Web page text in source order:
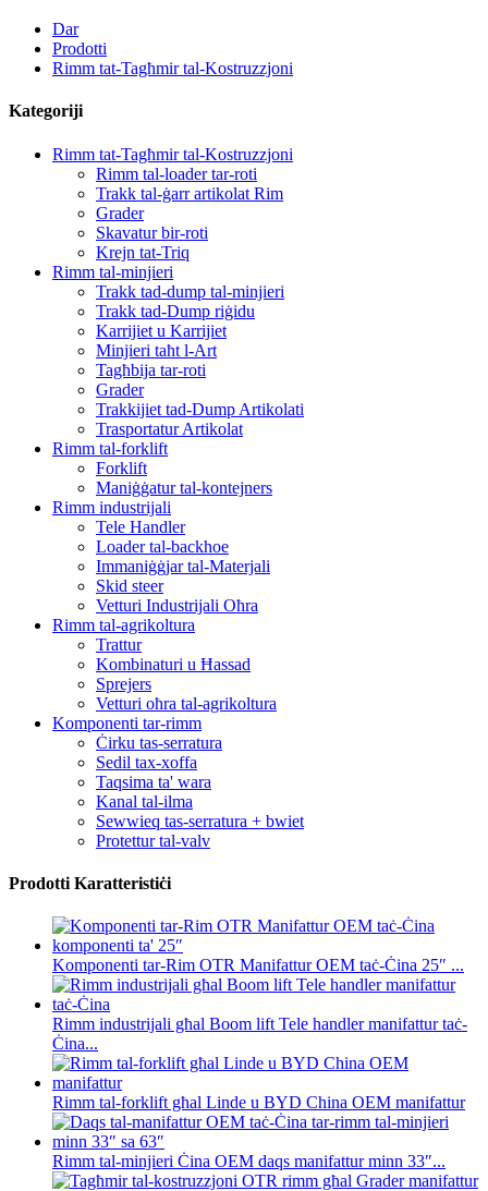
Dar
Prodotti
Rimm tat-Tagħmir tal-Kostruzzjoni
Kategoriji
Rimm tat-Tagħmir tal-Kostruzzjoni
Rimm tal-loader tar-roti
Trakk tal-ġarr artikolat Rim
Grader
Skavatur bir-roti
Krejn tat-Triq
Rimm tal-minjieri
Trakk tad-dump tal-minjieri
Trakk tad-Dump riġidu
Karrijiet u Karrijiet
Minjieri taħt l-Art
Tagħbija tar-roti
Grader
Trakkijiet tad-Dump Artikolati
Trasportatur Artikolat
Rimm tal-forklift
Forklift
Maniġġatur tal-kontejners
Rimm industrijali
Tele Handler
Loader tal-backhoe
Immaniġġjar tal-Materjali
Skid steer
Vetturi Industrijali Oħra
Rimm tal-agrikoltura
Trattur
Kombinaturi u Ħassad
Sprejers
Vetturi oħra tal-agrikoltura
Komponenti tar-rimm
Ċirku tas-serratura
Sedil tax-xoffa
Taqsima ta' wara
Kanal tal-ilma
Sewwieq tas-serratura + bwiet
Protettur tal-valv
Prodotti Karatteristiċi
Komponenti tar-Rim OTR Manifattur OEM taċ-Ċina 25″ ...
Rimm industrijali għal Boom lift Tele handler manifattur taċ-
Ċina...
Rimm tal-forklift għal Linde u BYD China OEM manifattur
Rimm tal-minjieri Ċina OEM daqs manifattur minn 33″...